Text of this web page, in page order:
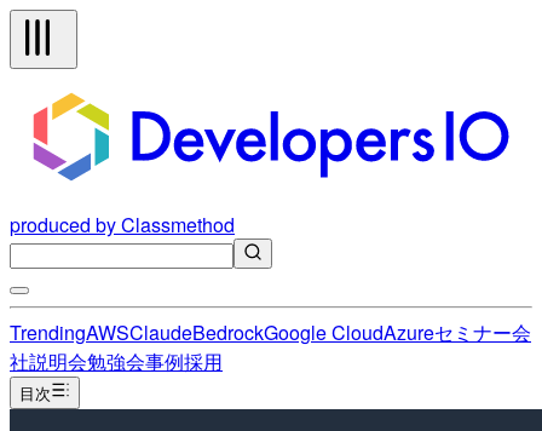
produced by Classmethod
TrendingAWSClaudeBedrockGoogle CloudAzureセミナー会
社説明会勉強会事例採用
目次